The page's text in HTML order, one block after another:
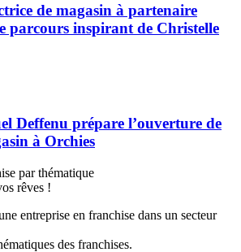
de magasin à partenaire
parcours inspirant de Christelle
Deffenu prépare l’ouverture de
à Orchies
par thématique
rêves !
entreprise en franchise dans un secteur
des franchises.